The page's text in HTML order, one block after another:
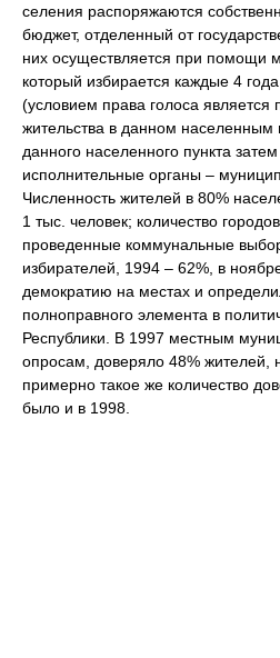
селения распоряжаются
бюджет, отделенный от
них осуществляется при помощи
который избирается каждые 4
(условием права голоса является
жительства в данном населенным
данного населенного пункта
исполнительные органы –
Численность жителей в 80%
1 тыс. человек; количество
проведенные коммунальные
избирателей, 1994 – 62%, в
демократию на местах и
полноправного элемента в
Республики. В 1997 местным
опросам, доверяло 48% жителей,
примерно такое же количество
было и в 1998.